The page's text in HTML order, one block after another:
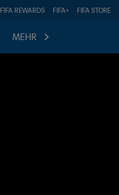
FIFA REWARDS FIFA+ FIFA STORE
MEHR